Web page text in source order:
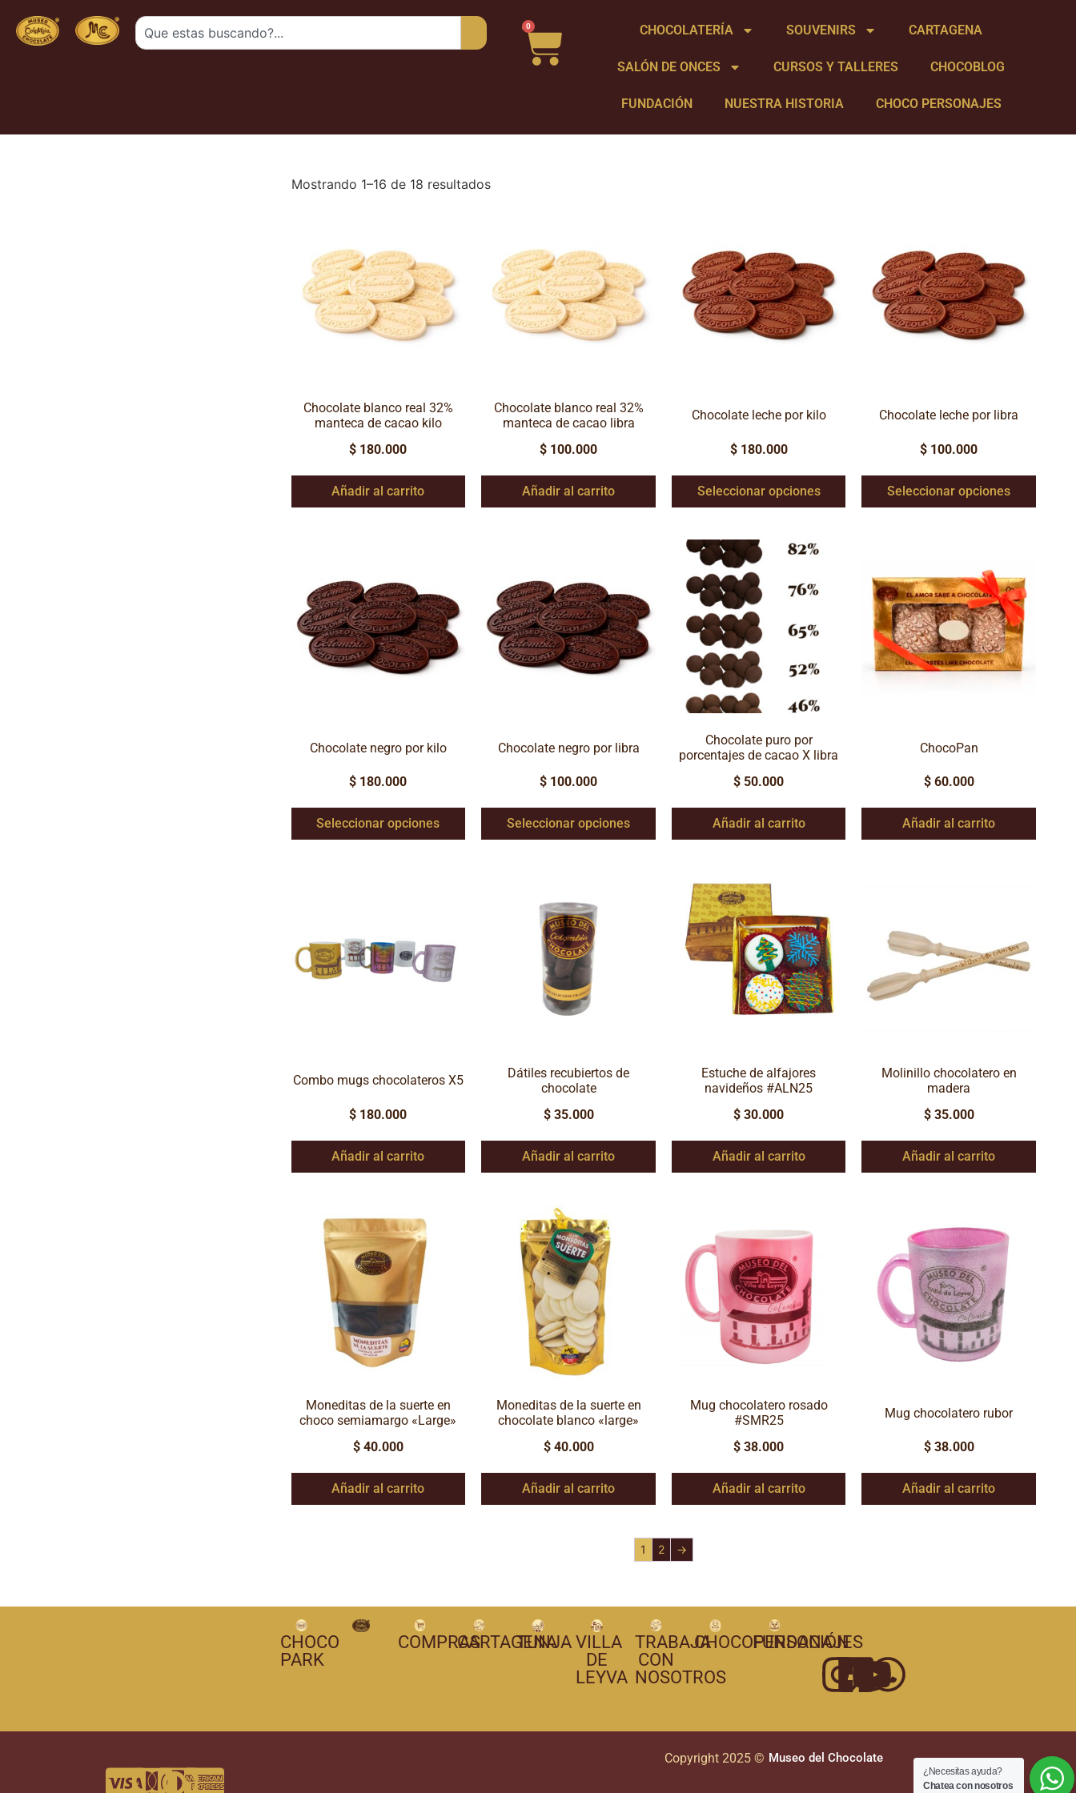
0 CHOCOLATERÍA SOUVENIRS CARTAGENA
SALÓN DE ONCES CURSOS Y TALLERES CHOCOBLOG
FUNDACIÓN NUESTRA HISTORIA CHOCO PERSONAJES
Mostrando 1–16 de 18 resultados
Chocolate blanco real 32%
manteca de cacao kilo
$ 180.000
Añadir al carrito
Chocolate blanco real 32%
manteca de cacao libra
$ 100.000
Añadir al carrito
Chocolate leche por kilo
$180.000
Seleccionar opciones
Chocolate leche por libra
$ 100.000
Seleccionar opciones
Chocolate negro por kilo
$ 180.000
Seleccionar opciones
Chocolate negro por libra
$ 100.000
Seleccionar opciones
Chocolate puro por
porcentajes de cacao X libra
$ 50.000
Añadir al carrito
ChocoPan
$60.000
Añadir al carrito
Combo mugs chocolateros X5
$ 180.000
Añadir al carrito
Dátiles recubiertos de
chocolate
$35.000
Añadir al carrito
Estuche de alfajores
navideños #ALN25
$ 30.000
Añadir al carrito
Molinillo chocolatero en
madera
$35.000
Añadir al carrito
Moneditas de la suerte en
choco semiamargo «Large»
$40.000
Añadir al carrito
Moneditas de la suerte en
chocolate blanco «large»
$40.000
Añadir al carrito
Mug chocolatero rosado
#SMR25
$ 38.000
Añadir al carrito
Mug chocolatero rubor
$38.000
Añadir al carrito
1 2 →
CHOCO
PARK
COMPRASCARTAGENA
TUNJA VILLA
DE
LEYVA
TRABAJA
CON
NOSOTROS
CHOCOPERSONAJES
FUNDACIÓN
Copyright 2025 © Museo del Chocolate
¿Necesitas ayuda?
Chatea con nosotros